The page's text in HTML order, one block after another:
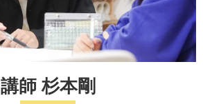
講師 杉本剛